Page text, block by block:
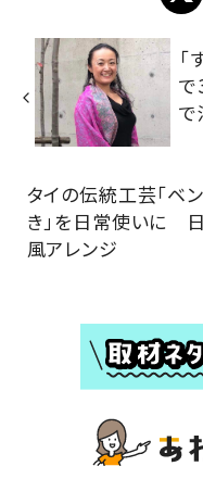
で
タイの伝統工芸「ベ
き」を日常使いに
風アレンジ